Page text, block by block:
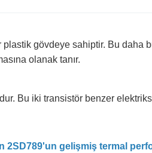
gövdeye sahiptir. Bu daha
olanak tanır.
Bu iki transistör benzer
2SD789'un gelişmiş termal